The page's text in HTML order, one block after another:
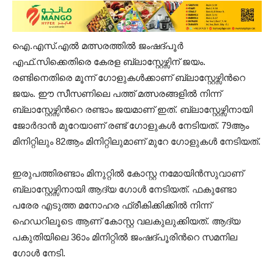
ഐ.എസ്.എല്‍ മത്സരത്തില്‍ ജംഷദ്പൂര്‍
എഫ്.സിക്കെതിരെ കേരള ബ്ലാസ്റ്റേഴ്സിന് ജയം.
രണ്ടിനെതിരെ മൂന്ന് ഗോളുകള്‍ക്കാണ് ബ്ലാസ്റ്റേഴ്സിന്‍റെ
ജയം. ഈ സീസണിലെ പത്ത് മത്സരങ്ങളില്‍ നിന്ന്
ബ്ലാസ്റ്റേഴ്സിന്‍റെ രണ്ടാം ജയമാണ് ഇത്. ബ്ലാസ്റ്റേഴ്സിനായി
ജോര്‍ദാന്‍ മുറേയാണ് രണ്ട് ഗോളുകള്‍ നേടിയത്. 79ആം
മിനിറ്റിലും 82ആം മിനിറ്റിലുമാണ് മുറേ ഗോളുകള്‍ നേടിയത്.
ഇരുപത്തിരണ്ടാം മിനുറ്റില്‍ കോസ്റ്റ നമോയിൻസുവാണ്
ബ്ലാസ്റ്റേഴ്സിനായി ആദ്യ ഗോള്‍ നേടിയത്. ഫകുണ്ടോ
പരേര എടുത്ത മനോഹര ഫ്രീകിക്കിക്കില്‍ നിന്ന്
ഹെഡറിലൂടെ ആണ് കോസ്റ്റ വലകുലുക്കിയത്. ആദ്യ
പകുതിയിലെ 36ാം മിനിറ്റിൽ ജംഷദ്പൂരിന്‍റെ സമനില
ഗോൾ നേടി.